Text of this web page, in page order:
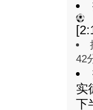
42
实
下